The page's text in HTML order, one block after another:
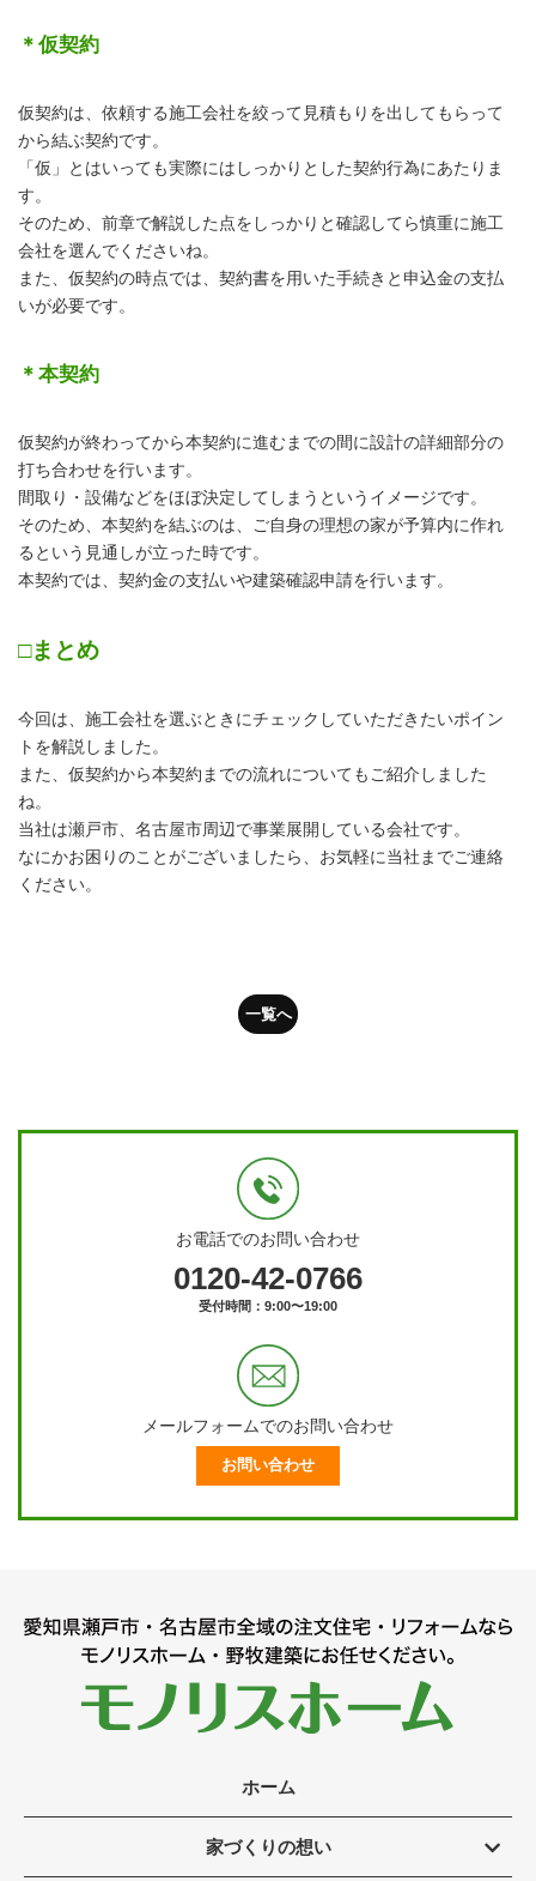
＊仮契約
仮契約は、依頼する施工会社を絞って見積もりを出してもらって
から結ぶ契約です。
「仮」とはいっても実際にはしっかりとした契約行為にあたりま
す。
そのため、前章で解説した点をしっかりと確認してら慎重に施工
会社を選んでくださいね。
また、仮契約の時点では、契約書を用いた手続きと申込金の支払
いが必要です。
＊本契約
仮契約が終わってから本契約に進むまでの間に設計の詳細部分の
打ち合わせを行います。
間取り・設備などをほぼ決定してしまうというイメージです。
そのため、本契約を結ぶのは、ご自身の理想の家が予算内に作れ
るという見通しが立った時です。
本契約では、契約金の支払いや建築確認申請を行います。
□まとめ
今回は、施工会社を選ぶときにチェックしていただきたいポイン
トを解説しました。
また、仮契約から本契約までの流れについてもご紹介しました
ね。
当社は瀬戸市、名古屋市周辺で事業展開している会社です。
なにかお困りのことがございましたら、お気軽に当社までご連絡
ください。
一覧へ
お電話でのお問い合わせ
0120-42-0766
受付時間：9:00〜19:00
メールフォームでのお問い合わせ
お問い合わせ
ホーム
家づくりの想い